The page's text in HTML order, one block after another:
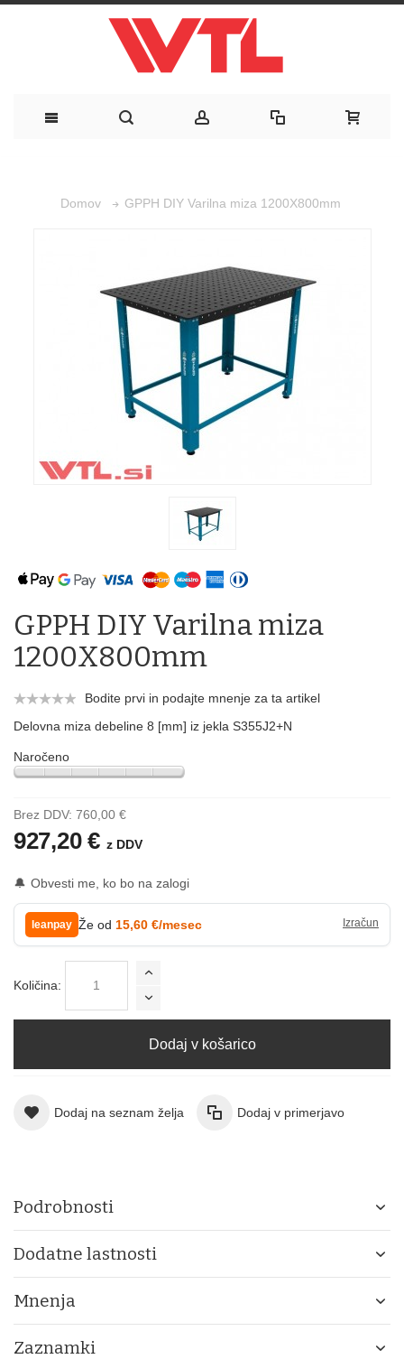
Domov GPPH DIY Varilna miza 1200X800mm
GPPH DIY Varilna miza
1200X800mm
Bodite prvi in podajte mnenje za ta artikel
Delovna miza debeline 8 [mm] iz jekla S355J2+N
Naročeno
Brez DDV: 760,00 €
927,20 € z DDV
🔔 Obvesti me, ko bo na zalogi
leanpay Že od 15,60 €/mesec
Količina:
Dodaj v košarico
Dodaj na seznam želja Dodaj v primerjavo
Podrobnosti
Dodatne lastnosti
Mnenja
Zaznamki